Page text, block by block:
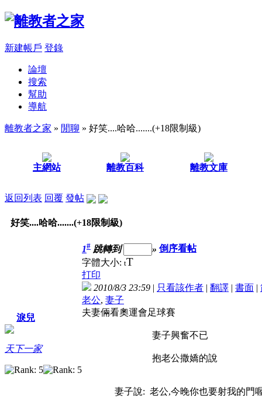
新建帳戶 登錄
論壇
搜索
幫助
導航
離教者之家 » 閒聊 » 好笑....哈哈.......(+18限制級)
主網站 離教百科 離教文庫
返回列表 回覆 發帖
好笑....哈哈.......(+18限制級)
淚兒
天下一家
1# 跳轉到 » 倒序看帖
字體大小: tT
打印
2010/8/3 23:59 | 只看該作者 | 翻譯 | 書面 |
老公, 妻子
夫妻倆看奧運會足球賽
妻子興奮不已
抱老公撒嬌的說
妻子說: 老公,今晚你也要射我的門